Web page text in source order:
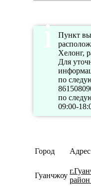
Пункт
Хелонг,
Для
по
по
09:00-
Город Адрес
Гуанчжоу